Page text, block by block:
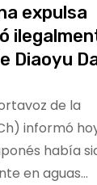
expulsa
Diaoyu
de la
informó
había
en aguas…